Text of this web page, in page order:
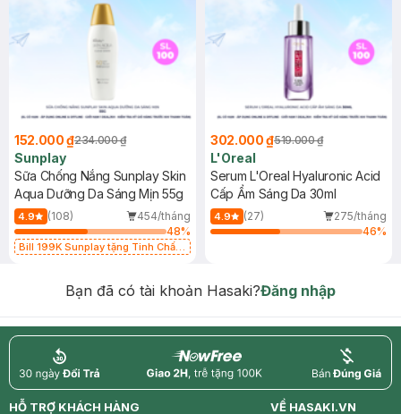
152.000 ₫234.000 ₫
Sunplay
Sữa Chống Nắng Sunplay Skin
Aqua Dưỡng Da Sáng Mịn 55g
4.9 (108)
454/tháng
48%
Bill 199K Sunplay tặng Tinh Chất
302.000 ₫519.000 ₫
L'Oreal
Serum L'Oreal Hyaluronic Acid
Cấp Ẩm Sáng Da 30ml
4.9 (27)
275/tháng
46%
Bạn đã có tài khoản Hasaki?Đăng nhập
return nowfree price
HỖ TRỢ KHÁCH HÀNG
VỀ HASAKI.VN